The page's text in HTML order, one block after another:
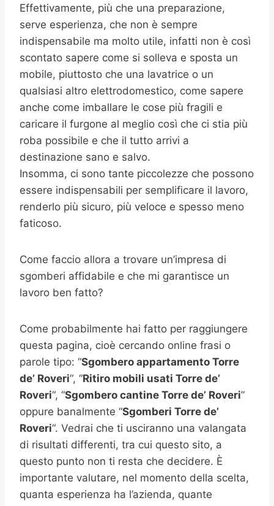
Effettivamente, più che una preparazione,
serve esperienza, che non è sempre
indispensabile ma molto utile, infatti non è così
scontato sapere come si solleva e sposta un
mobile, piuttosto che una lavatrice o un
qualsiasi altro elettrodomestico, come sapere
anche come imballare le cose più fragili e
caricare il furgone al meglio così che ci stia più
roba possibile e che il tutto arrivi a
destinazione sano e salvo.
Insomma, ci sono tante piccolezze che possono
essere indispensabili per semplificare il lavoro,
renderlo più sicuro, più veloce e spesso meno
faticoso.
Come faccio allora a trovare un’impresa di
sgomberi affidabile e che mi garantisce un
lavoro ben fatto?
Come probabilmente hai fatto per raggiungere
questa pagina, cioè cercando online frasi o
parole tipo: “Sgombero appartamento Torre
de’ Roveri“, “Ritiro mobili usati Torre de’
Roveri“, “Sgombero cantine Torre de’ Roveri”
oppure banalmente “Sgomberi Torre de’
Roveri“. Vedrai che ti usciranno una valangata
di risultati differenti, tra cui questo sito, a
questo punto non ti resta che decidere. È
importante valutare, nel momento della scelta,
quanta esperienza ha l’azienda, quante